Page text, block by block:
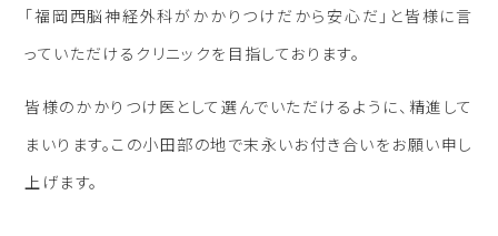
「福岡西脳神経外科がかかりつけだから安心だ」と皆様に言
っていただけるクリニックを目指しております。
皆様のかかりつけ医として選んでいただけるように、精進して
まいります。この小田部の地で末永いお付き合いをお願い申し
上げます。